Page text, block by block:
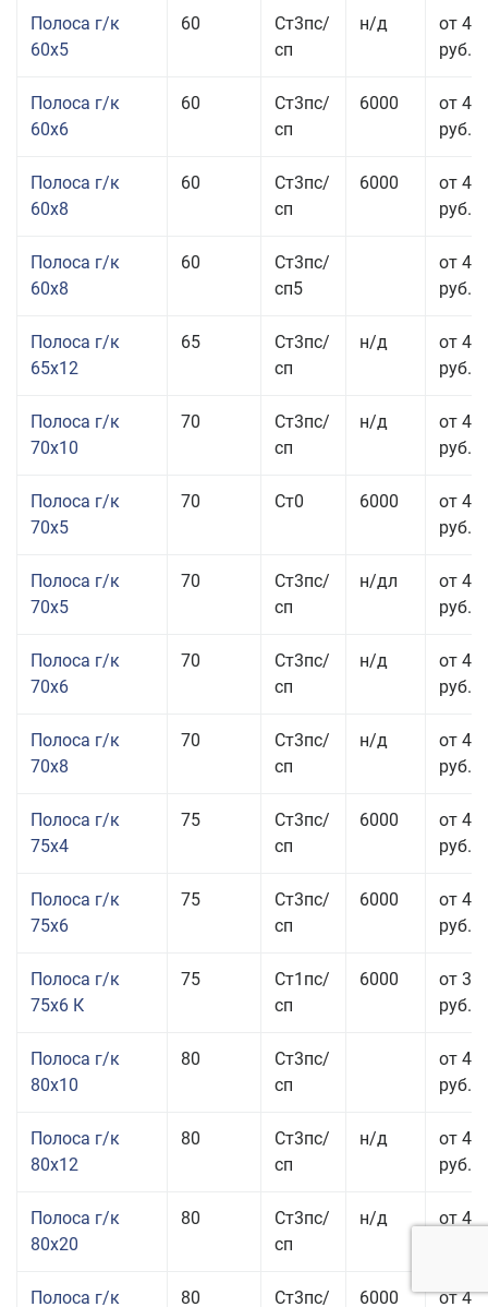
Полоса г/к
60x5
60
Ст3пс/
сп
н/д
от 42
руб.
Полоса г/к
60x6
60
Ст3пс/
сп
6000
от 42
руб.
Полоса г/к
60x8
60
Ст3пс/
сп
6000
от 42
руб.
Полоса г/к
60x8
60
Ст3пс/
сп5
от 42
руб.
Полоса г/к
65x12
65
Ст3пс/
сп
н/д
от 42
руб.
Полоса г/к
70x10
70
Ст3пс/
сп
н/д
от 42
руб.
Полоса г/к
70x5
70 Ст0 6000
от 44
руб.
Полоса г/к
70x5
70
Ст3пс/
сп
н/дл
от 44
руб.
Полоса г/к
70x6
70
Ст3пс/
сп
н/д
от 43
руб.
Полоса г/к
70x8
70
Ст3пс/
сп
н/д
от 43
руб.
Полоса г/к
75x4
75
Ст3пс/
сп
6000
от 42
руб.
Полоса г/к
75x6
75
Ст3пс/
сп
6000
от 42
руб.
Полоса г/к
75x6 К
75
Ст1пс/
сп
6000
от 35
руб.
Полоса г/к
80x10
80
Ст3пс/
сп
от 43
руб.
Полоса г/к
80x12
80
Ст3пс/
сп
н/д
от 45
руб.
Полоса г/к
80x20
80
Ст3пс/
сп
н/д
от 49
Полоса г/к 80 Ст3пс/ 6000 от 47